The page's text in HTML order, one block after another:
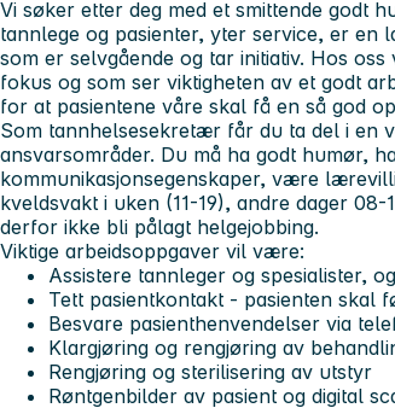
Vi søker etter deg med et smittende godt
tannlege og pasienter, yter service, er en
som er selvgående og tar initiativ. Hos
fokus og som ser viktigheten av et godt
for at pasientene våre skal få en så god
Som tannhelsesekretær får du ta del i en
ansvarsområder. Du må ha godt humør,
kommunikasjonsegenskaper, være
kveldsvakt i uken (11-19), andre dager
derfor ikke bli pålagt helgejobbing.
Viktige arbeidsoppgaver vil være:
Assistere tannleger og spesialister,
Tett pasientkontakt - pasienten skal
Besvare pasienthenvendelser via
Klargjøring og rengjøring av
Rengjøring og sterilisering av utstyr
Røntgenbilder av pasient og digital